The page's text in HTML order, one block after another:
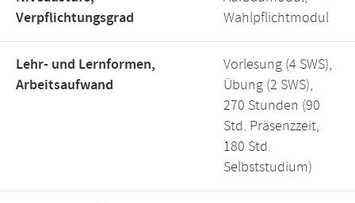
Verpflichtungsgrad
Wahlpflichtmodul
Lehr- und Lernformen,
Arbeitsaufwand
Vorlesung (4 SWS),
Übung (2 SWS),
270 Stunden (90
Std. Präsenzzeit,
180 Std.
Selbststudium)